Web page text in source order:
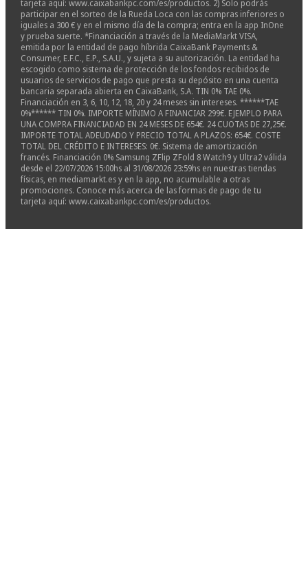
tarjeta aquí: www.caixabankpc.com/es/productos. 2) Solo podrás
participar en el sorteo de la Rueda Loca con las compras inferiores o
iguales a 300 € y en el mismo día de la compra; entra en la app InOne
y prueba suerte. *Financiación a través de la MediaMarkt VISA,
emitida por la entidad de pago híbrida CaixaBank Payments &
Consumer, E.F.C., E.P., S.A.U., y sujeta a su autorización. La entidad ha
escogido como sistema de protección de los fondos recibidos de
usuarios de servicios de pago que presta su depósito en una cuenta
bancaria separada abierta en CaixaBank, S.A. TIN 0% TAE 0%.
Financiación en 3, 6, 10, 12, 18, 20 y 24 meses sin intereses. ******TAE
0%****** TIN 0%. IMPORTE MÍNIMO A FINANCIAR 299€. EJEMPLO PARA
UNA COMPRA FINANCIADAD EN 24 MESES DE 654€. 24 CUOTAS DE 27,25€.
IMPORTE TOTAL ADEUDADO Y PRECIO TOTAL A PLAZOS: 654€. COSTE
TOTAL DEL CRÉDITO E INTERESES: 0€. Sistema de amortización
francés. Financiación 0% Samsung ZFlip ZFold 8 Watch9 y Ultra2 válida
desde el 22/07/2026 15:00hs al 31/08/2026 23:59hs en nuestras tiendas
físicas, en mediamarkt.es y en la app, no acumulable a otras
promociones. Conoce más acerca de las formas de pago de tu
tarjeta aquí: www.caixabankpc.com/es/productos.